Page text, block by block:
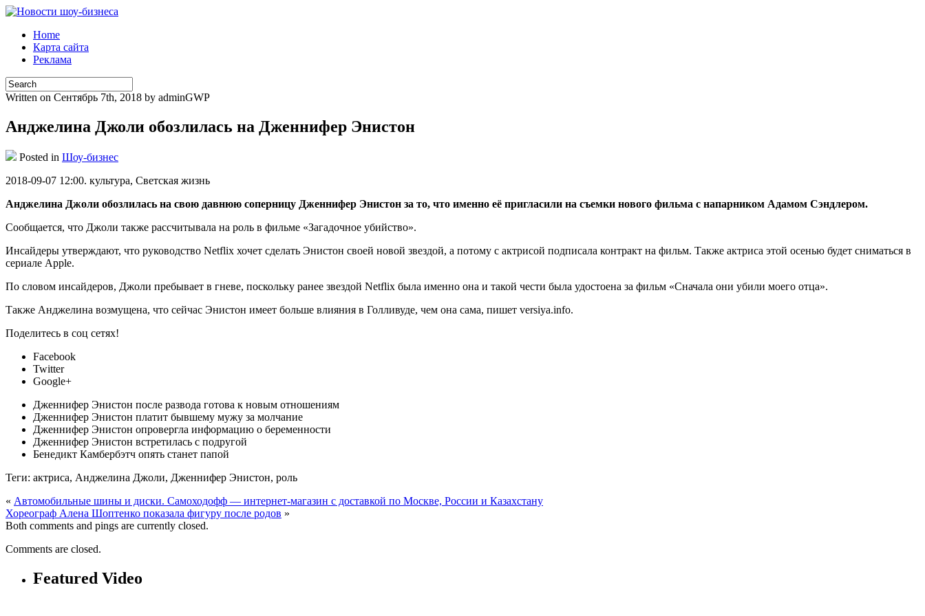
Home
Карта сайта
Реклама
Written on Сентябрь 7th, 2018 by adminGWP
Анджелина Джоли обозлилась на Дженнифер Энистон
Posted in Шоу-бизнес
2018-09-07 12:00. культурa, Свeтскaя жизнь
Анджелина Джоли обозлилась на свою давнюю соперницу Дженнифер Энистон за то, что именно её пригласили на съемки нового фильма с напарником Адамом Сэндлером.
Сообщается, что Джоли также рассчитывала на роль в фильме «Загадочное убийство».
Инсайдеры утверждают, что руководство Netflix хочет сделать Энистон своей новой звездой, а потому с актрисой подписала контракт на фильм. Также актриса этой осенью будет сниматься в
сериале Apple.
По словом инсайдеров, Джоли пребывает в гневе, поскольку ранее звездой Netflix была именно она и такой чести была удостоена за фильм «Сначала они убили моего отца».
Также Анджелина возмущена, что сейчас Энистон имеет больше влияния в Голливуде, чем она сама, пишет versiya.info.
Поделитесь в соц сетях!
Facebook
Twitter
Google+
Дженнифер Энистон после развода готова к новым отношениям
Дженнифер Энистон платит бывшему мужу за молчание
Дженнифер Энистон опровергла информацию о беременности
Дженнифер Энистон встретилась с подругой
Бенедикт Камбербэтч опять станет папой
Теги: актриса, Анджелина Джоли, Дженнифер Энистон, роль
« Автомобильные шины и диски. Самоходофф — интернет-магазин с доставкой по Москве, России и Казахстану
Хореограф Алена Шоптенко показала фигуру после родов »
Both comments and pings are currently closed.
Comments are closed.
Featured Video